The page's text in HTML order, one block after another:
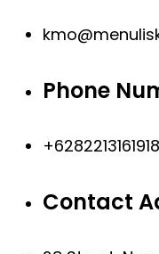
Phone
+6282213161918
Contact